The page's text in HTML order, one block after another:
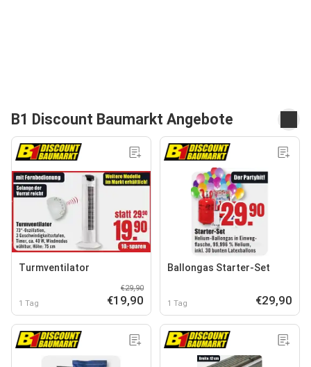
B1 Discount Baumarkt Angebote
Turmventilator
1 Tag
€29,90
€19,90
Ballongas Starter-Set
1 Tag €29,90